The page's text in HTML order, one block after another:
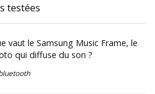
testées
vaut le Samsung Music Frame, le
qui diffuse du son ?